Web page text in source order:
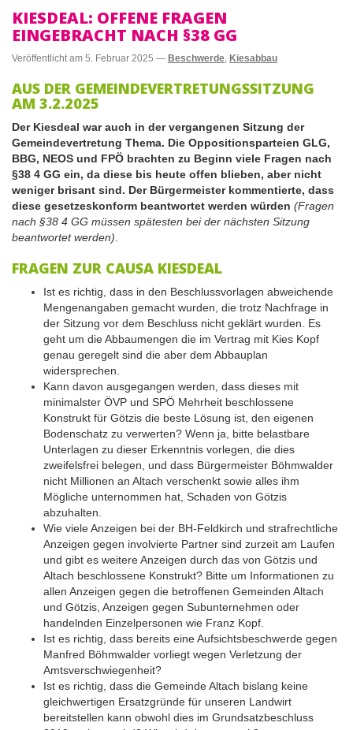
KIESDEAL: OFFENE FRAGEN
EINGEBRACHT NACH §38 GG
Veröffentlicht am 5. Februar 2025 — Beschwerde, Kiesabbau
AUS DER GEMEINDEVERTRETUNGSSITZUNG
AM 3.2.2025
Der Kiesdeal war auch in der vergangenen Sitzung der
Gemeindevertretung Thema. Die Oppositionsparteien GLG,
BBG, NEOS und FPÖ brachten zu Beginn viele Fragen nach
§38 4 GG ein, da diese bis heute offen blieben, aber nicht
weniger brisant sind. Der Bürgermeister kommentierte, dass
diese gesetzeskonform beantwortet werden würden (Fragen
nach §38 4 GG müssen spätesten bei der nächsten Sitzung
beantwortet werden)
FRAGEN ZUR CAUSA KIESDEAL
Ist es richtig, dass in den Beschlussvorlagen abweichende
Mengenangaben gemacht wurden, die trotz Nachfrage in
der Sitzung vor dem Beschluss nicht geklärt wurden. Es
geht um die Abbaumengen die im Vertrag mit Kies Kopf
genau geregelt sind die aber dem Abbauplan
widersprechen.
Kann davon ausgegangen werden, dass dieses mit
minimalster ÖVP und SPÖ Mehrheit beschlossene
Konstrukt für Götzis die beste Lösung ist, den eigenen
Bodenschatz zu verwerten? Wenn ja, bitte belastbare
Unterlagen zu dieser Erkenntnis vorlegen, die dies
zweifelsfrei belegen, und dass Bürgermeister Böhmwalder
nicht Millionen an Altach verschenkt sowie alles ihm
Mögliche unternommen hat, Schaden von Götzis
abzuhalten.
Wie viele Anzeigen bei der BH-Feldkirch und strafrechtliche
Anzeigen gegen involvierte Partner sind zurzeit am Laufen
und gibt es weitere Anzeigen durch das von Götzis und
Altach beschlossene Konstrukt? Bitte um Informationen zu
allen Anzeigen gegen die betroffenen Gemeinden Altach
und Götzis, Anzeigen gegen Subunternehmen oder
handelnden Einzelpersonen wie Franz Kopf.
Ist es richtig, dass bereits eine Aufsichtsbeschwerde gegen
Manfred Böhmwalder vorliegt wegen Verletzung der
Amtsverschwiegenheit?
Ist es richtig, dass die Gemeinde Altach bislang keine
gleichwertigen Ersatzgründe für unseren Landwirt
bereitstellen kann obwohl dies im Grundsatzbeschluss